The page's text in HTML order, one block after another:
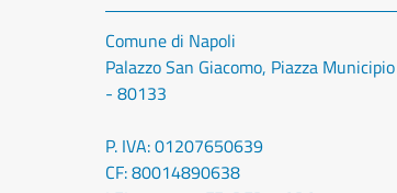
Comune di Napoli
Palazzo San Giacomo, Piazza Municipio
- 80133
P. IVA: 01207650639
CF: 80014890638